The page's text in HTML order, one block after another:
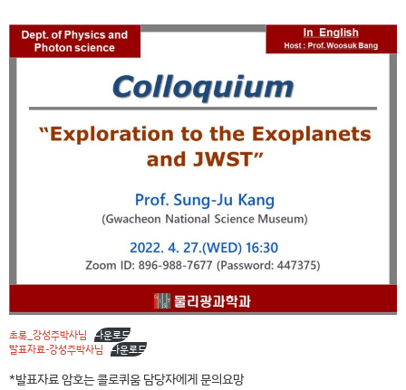
초록_강성주박사님 다운로드
발표자료-강성주박사님 다운로드
*발표자료 암호는 콜로퀴움 담당자에게 문의요망